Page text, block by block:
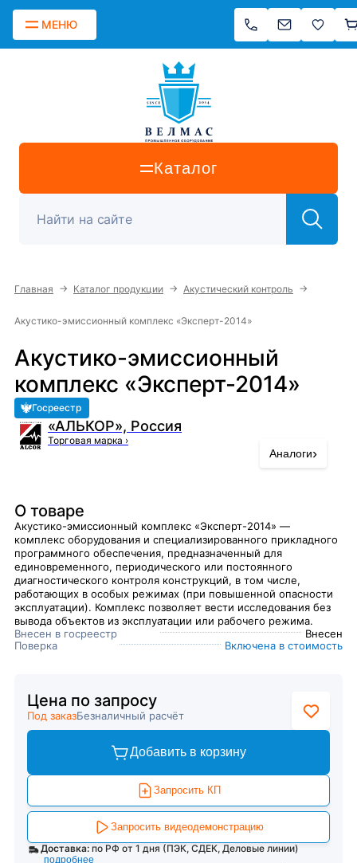
МЕНЮ
Каталог
Главная → Каталог продукции → Акустический контроль →
Акустико-эмиссионный комплекс «Эксперт-2014»
Акустико-эмиссионный
комплекс «Эксперт-2014»
Госреестр
«АЛЬКОР», Россия
Торговая марка ›
Аналоги›
О товаре
Акустико-эмиссионный комплекс «Эксперт-2014» —
комплекс оборудования и специализированного прикладного
программного обеспечения, предназначенный для
единовременного, периодического или постоянного
диагностического контроля конструкций, в том числе,
работающих в особых режимах (при повышенной опасности
эксплуатации). Комплекс позволяет вести исследования без
вывода объектов из эксплуатации или рабочего режима.
Внесен в госреестр
Внесен
Поверка
Включена в стоимость
Цена по запросу
Под заказБезналичный расчёт
Добавить в корзину
Запросить КП
Запросить видеодемонстрацию
Доставка: по РФ от 1 дня (ПЭК, СДЕК, Деловые линии)
подробнее